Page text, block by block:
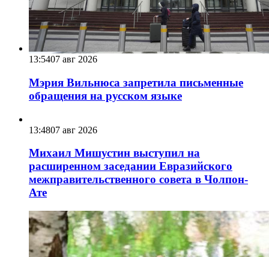
13:5407 авг 2026
Мэрия Вильнюса запретила письменные
обращения на русском языке
13:4807 авг 2026
Михаил Мишустин выступил на
расширенном заседании Евразийского
межправительственного совета в Чолпон-
Ате